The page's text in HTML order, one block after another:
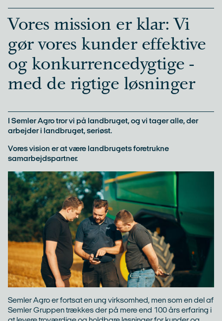
Vores mission er klar: Vi
gør vores kunder effektive
og konkurrencedygtige -
med de rigtige løsninger
I Semler Agro tror vi på landbruget, og vi tager alle, der
arbejder i landbruget, seriøst.
Vores vision er at være landbrugets foretrukne
samarbejdspartner.
Semler Agro er fortsat en ung virksomhed, men som en del af
Semler Gruppen trækkes der på mere end 100 års erfaring i